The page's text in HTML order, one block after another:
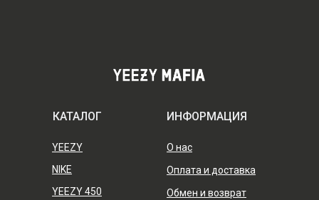
КАТАЛОГ ИНФОРМАЦИЯ
YEEZY
О нас
Оплата и доставка
Обмен и возврат
NIKE
YEEZY 450